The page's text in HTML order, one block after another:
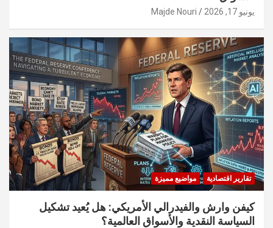
يونيو 17, 2026 Majde Nouri
تقارير اقتصادية مواضيع مميزة
كيفن وارش والفيدرالي الأمريكي: هل يُعيد تشكيل
السياسة النقدية والأسواق العالمية؟